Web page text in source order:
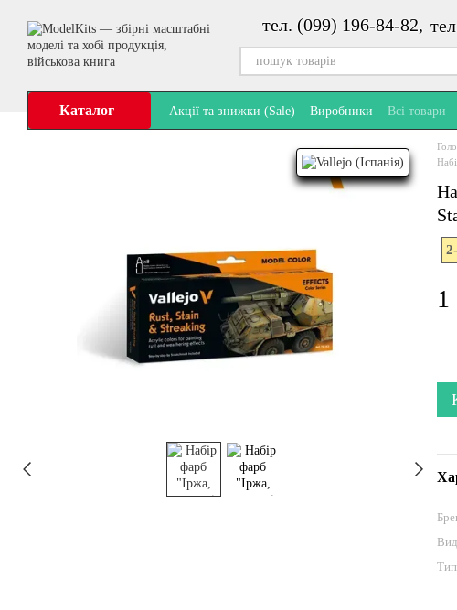
тел. (099) 196-84-82,
Каталог Акції та знижки (Sale) Виробники Всі товари
1
Вид
Тип